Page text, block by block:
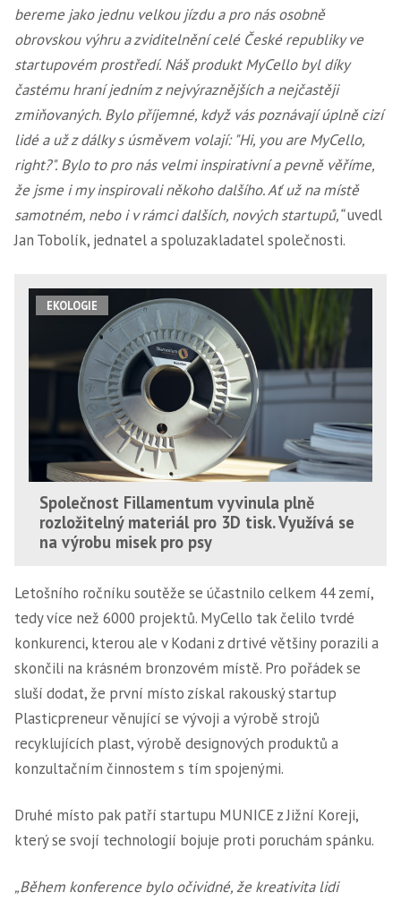
bereme jako jednu velkou jízdu a pro nás osobně
obrovskou výhru a zviditelnění celé České republiky ve
startupovém prostředí. Náš produkt MyCello byl díky
častému hraní jedním z nejvýraznějších a nejčastěji
zmiňovaných. Bylo příjemné, když vás poznávají úplně cizí
lidé a už z dálky s úsměvem volají: "Hi, you are MyCello,
right?". Bylo to pro nás velmi inspirativní a pevně věříme,
že jsme i my inspirovali někoho dalšího. Ať už na místě
samotném, nebo i v rámci dalších, nových startupů,“uvedl
Jan Tobolík, jednatel a spoluzakladatel společnosti.
EKOLOGIE
Společnost Fillamentum vyvinula plně
rozložitelný materiál pro 3D tisk. Využívá se
na výrobu misek pro psy
Letošního ročníku soutěže se účastnilo celkem 44 zemí,
tedy více než 6000 projektů. MyCello tak čelilo tvrdé
konkurenci, kterou ale v Kodani z drtivé většiny porazili a
skončili na krásném bronzovém místě. Pro pořádek se
sluší dodat, že první místo získal rakouský startup
Plasticpreneur věnující se vývoji a výrobě strojů
recyklujících plast, výrobě designových produktů a
konzultačním činnostem s tím spojenými.
Druhé místo pak patří startupu MUNICE z Jižní Koreji,
který se svojí technologií bojuje proti poruchám spánku.
„Během konference bylo očividné, že kreativita lidi